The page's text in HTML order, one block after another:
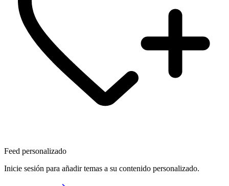
Feed personalizado
Inicie sesión para añadir temas a su contenido personalizado.